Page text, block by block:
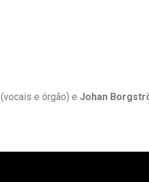
(vocais e órgão) e Johan